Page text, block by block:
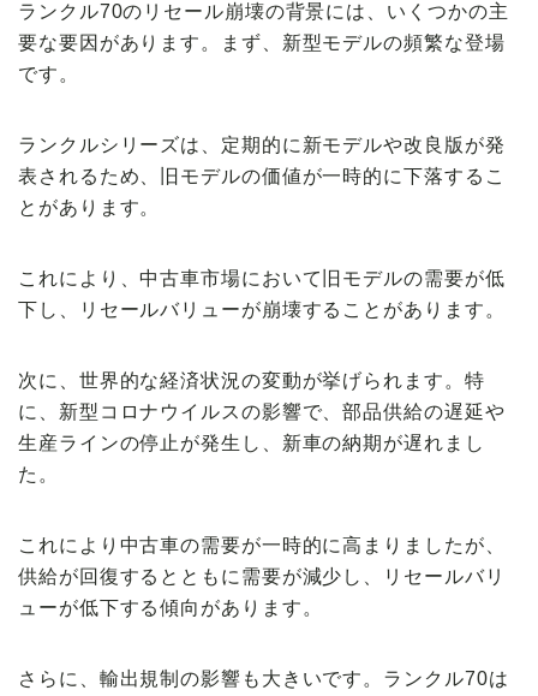
ランクル70のリセール崩壊の背景には、いくつかの主
要な要因があります。まず、新型モデルの頻繁な登場
です。
ランクルシリーズは、定期的に新モデルや改良版が発
表されるため、旧モデルの価値が一時的に下落するこ
とがあります。
これにより、中古車市場において旧モデルの需要が低
下し、リセールバリューが崩壊することがあります。
次に、世界的な経済状況の変動が挙げられます。特
に、新型コロナウイルスの影響で、部品供給の遅延や
生産ラインの停止が発生し、新車の納期が遅れまし
た。
これにより中古車の需要が一時的に高まりましたが、
供給が回復するとともに需要が減少し、リセールバリ
ューが低下する傾向があります。
さらに、輸出規制の影響も大きいです。ランクル70は